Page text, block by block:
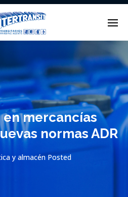
ID
en mercancías
normas ADR
y almacén Posted